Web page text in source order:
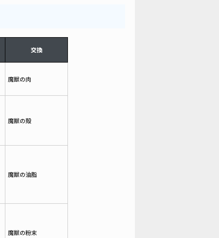
交換
魔獣の肉
魔獣の殻
魔獣の油脂
魔獣の粉末